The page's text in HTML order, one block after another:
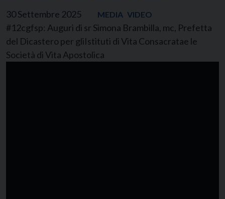
30 Settembre 2025 MEDIA VIDEO
#12cgfsp: Auguri di sr Simona Brambilla, mc, Prefetta
del Dicastero per gliIstituti di Vita Consacratae le
Società di Vita Apostolica